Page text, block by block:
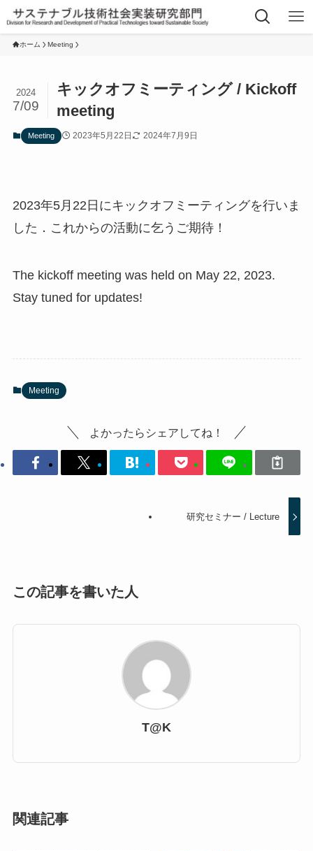
ホーム Meeting
キックオフミーティング / Kickoff
meeting
2024
7/09
Meeting 2023年5月22日 2024年7月9日
2023年5月22日にキックオフミーティングを行いま
した．これからの活動に乞うご期待！
The kickoff meeting was held on May 22, 2023.
Stay tuned for updates!
Meeting
よかったらシェアしてね！
研究セミナー / Lecture
この記事を書いた人
T@K
関連記事